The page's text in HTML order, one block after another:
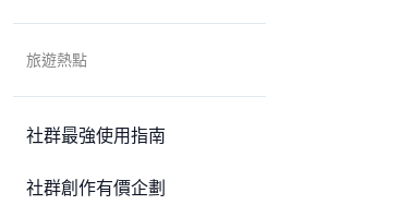
旅遊熱點
社群最強使用指南
社群創作有價企劃